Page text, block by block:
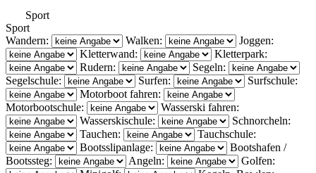
Sport
Sport
Wandern:
Walken:
Joggen:
Kletterwand:
Kletterpark:
Rudern:
Segeln:
Segelschule:
Surfen:
Surfschule:
Motorboot fahren:
Motorbootschule:
Wasserski fahren:
Wasserskischule:
Schnorcheln:
Tauchen:
Tauchschule:
Bootsslipanlage:
Bootshafen /
Bootssteg:
Angeln:
Golfen: